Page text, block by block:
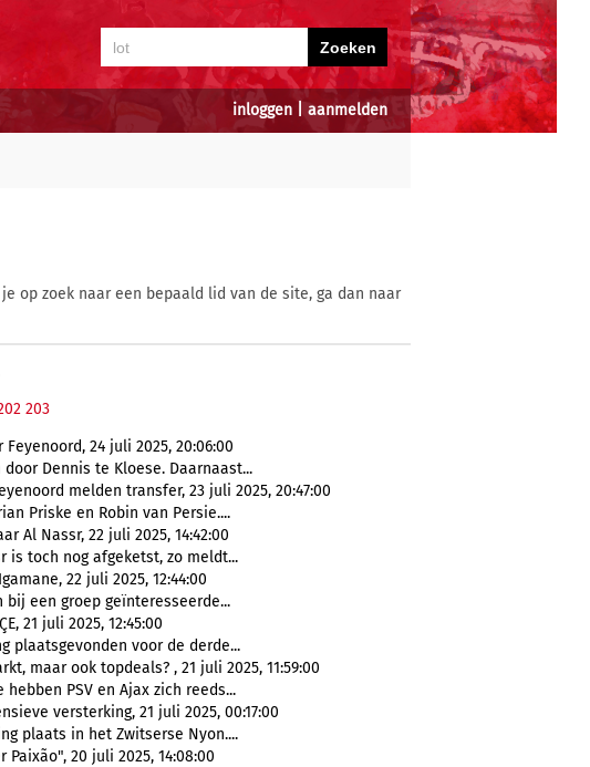
inloggen aanmelden
op zoek naar een bepaald lid van de site, ga dan naar
203
24 juli 2025, 20:06:00
door Dennis te Kloese. Daarnaast...
melden transfer, 23 juli 2025, 20:47:00
Priske en Robin van Persie....
Al Nassr, 22 juli 2025, 14:42:00
is toch nog afgeketst, zo meldt...
22 juli 2025, 12:44:00
bij een groep geïnteresseerde...
21 juli 2025, 12:45:00
plaatsgevonden voor de derde...
maar ook topdeals? , 21 juli 2025, 11:59:00
hebben PSV en Ajax zich reeds...
versterking, 21 juli 2025, 00:17:00
plaats in het Zwitserse Nyon....
20 juli 2025, 14:08:00